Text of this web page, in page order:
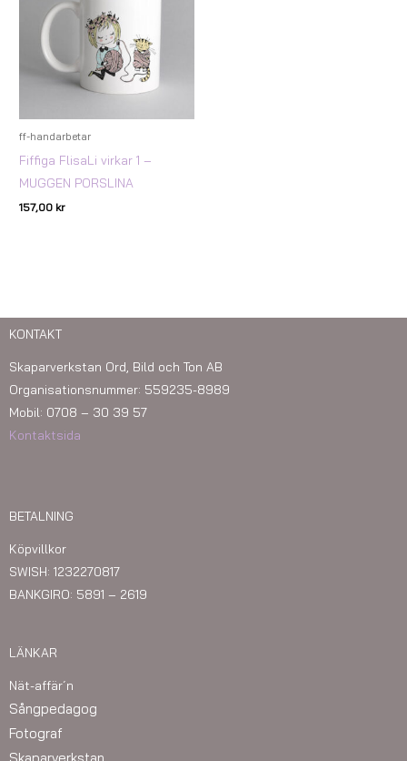
ff-handarbetar
Fiffiga FlisaLi virkar 1 –
MUGGEN PORSLINA
157,00 kr
KONTAKT
Skaparverkstan Ord, Bild och Ton AB
Organisationsnummer: 559235-8989
Mobil: 0708 – 30 39 57
Kontaktsida
BETALNING
Köpvillkor
SWISH: 1232270817
BANKGIRO: 5891 – 2619
LÄNKAR
Nät-affär´n
Sångpedagog
Fotograf